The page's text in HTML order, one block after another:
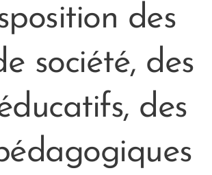
des
société, des
des